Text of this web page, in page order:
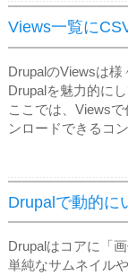
Views一覧に
DrupalのViewsは様
Drupalを魅力的に
ここでは、Views
ンロードできるコ
Drupalで動的に
Drupalはコアに「
単純なサムネイル